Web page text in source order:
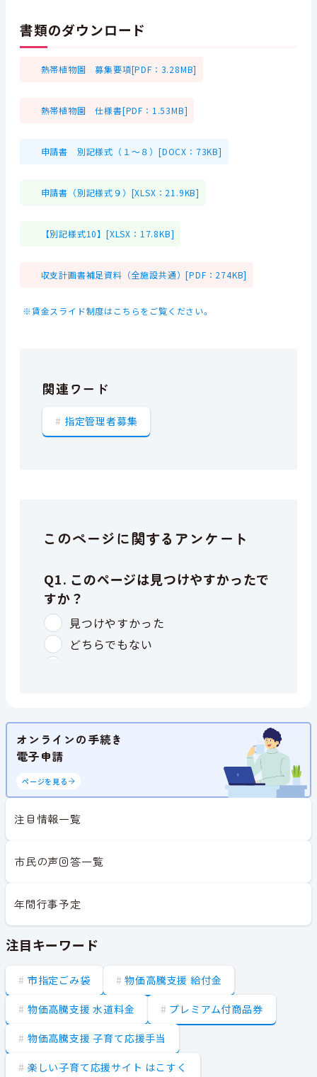
書類のダウンロード
熱帯植物園 募集要項[PDF：3.28MB]
熱帯植物園 仕様書[PDF：1.53MB]
申請書 別記様式（１～８）[DOCX：73KB]
申請書（別記様式９）[XLSX：21.9KB]
【別記様式10】[XLSX：17.8KB]
収支計画書補足資料（全施設共通）[PDF：274KB]
※賃金スライド制度はこちらをご覧ください。
関連ワード
指定管理者募集
このページに関するアンケート
オンラインの手続き
電子申請
ページを見る
注目情報一覧
市民の声回答一覧
年間行事予定
注目キーワード
市指定ごみ袋 物価高騰支援 給付金
物価高騰支援 水道料金 プレミアム付商品券
物価高騰支援 子育て応援手当
楽しい子育て応援サイト はこすく